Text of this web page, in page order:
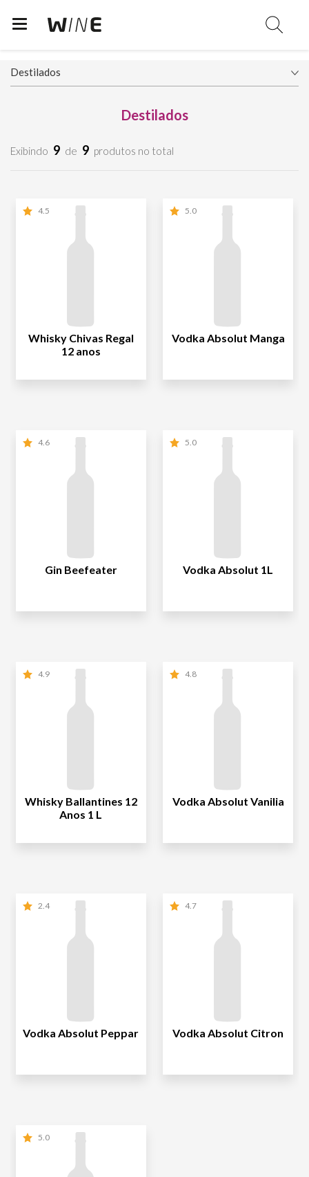
Destilados
Exibindo 9 de 9 produtos no total
4.5
Whisky Chivas Regal
12 anos
5.0
Vodka Absolut Manga
4.6
Gin Beefeater
5.0
Vodka Absolut 1L
4.9
Whisky Ballantines 12
Anos 1 L
4.8
Vodka Absolut Vanilia
2.4
Vodka Absolut Peppar
4.7
Vodka Absolut Citron
5.0